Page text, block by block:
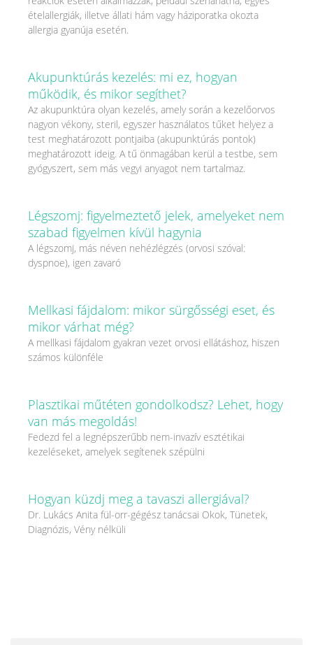
ételallergiák, illetve állati hám vagy háziporatka okozta
allergia gyanúja esetén.
Akupunktúrás kezelés: mi ez, hogyan
működik, és mikor segíthet?
Az akupunktúra olyan kezelés, amely során a kezelőorvos
nagyon vékony, steril, egyszer használatos tűket helyez a
test meghatározott pontjaiba (akupunktúrás pontok)
meghatározott ideig. A tű önmagában kerül a testbe, sem
gyógyszert, sem más vegyi anyagot nem tartalmaz.
Légszomj: figyelmeztető jelek, amelyeket nem
szabad figyelmen kívül hagynia
A légszomj, más néven nehézlégzés (orvosi szóval:
dyspnoe), igen zavaró
Mellkasi fájdalom: mikor sürgősségi eset, és
mikor várhat még?
A mellkasi fájdalom gyakran vezet orvosi ellátáshoz, hiszen
számos különféle
Plasztikai műtéten gondolkodsz? Lehet, hogy
van más megoldás!
Fedezd fel a legnépszerűbb nem-invazív esztétikai
kezeléseket, amelyek segítenek szépülni
Hogyan küzdj meg a tavaszi allergiával?
Dr. Lukács Anita fül-orr-gégész tanácsai Okok, Tünetek,
Diagnózis, Vény nélküli